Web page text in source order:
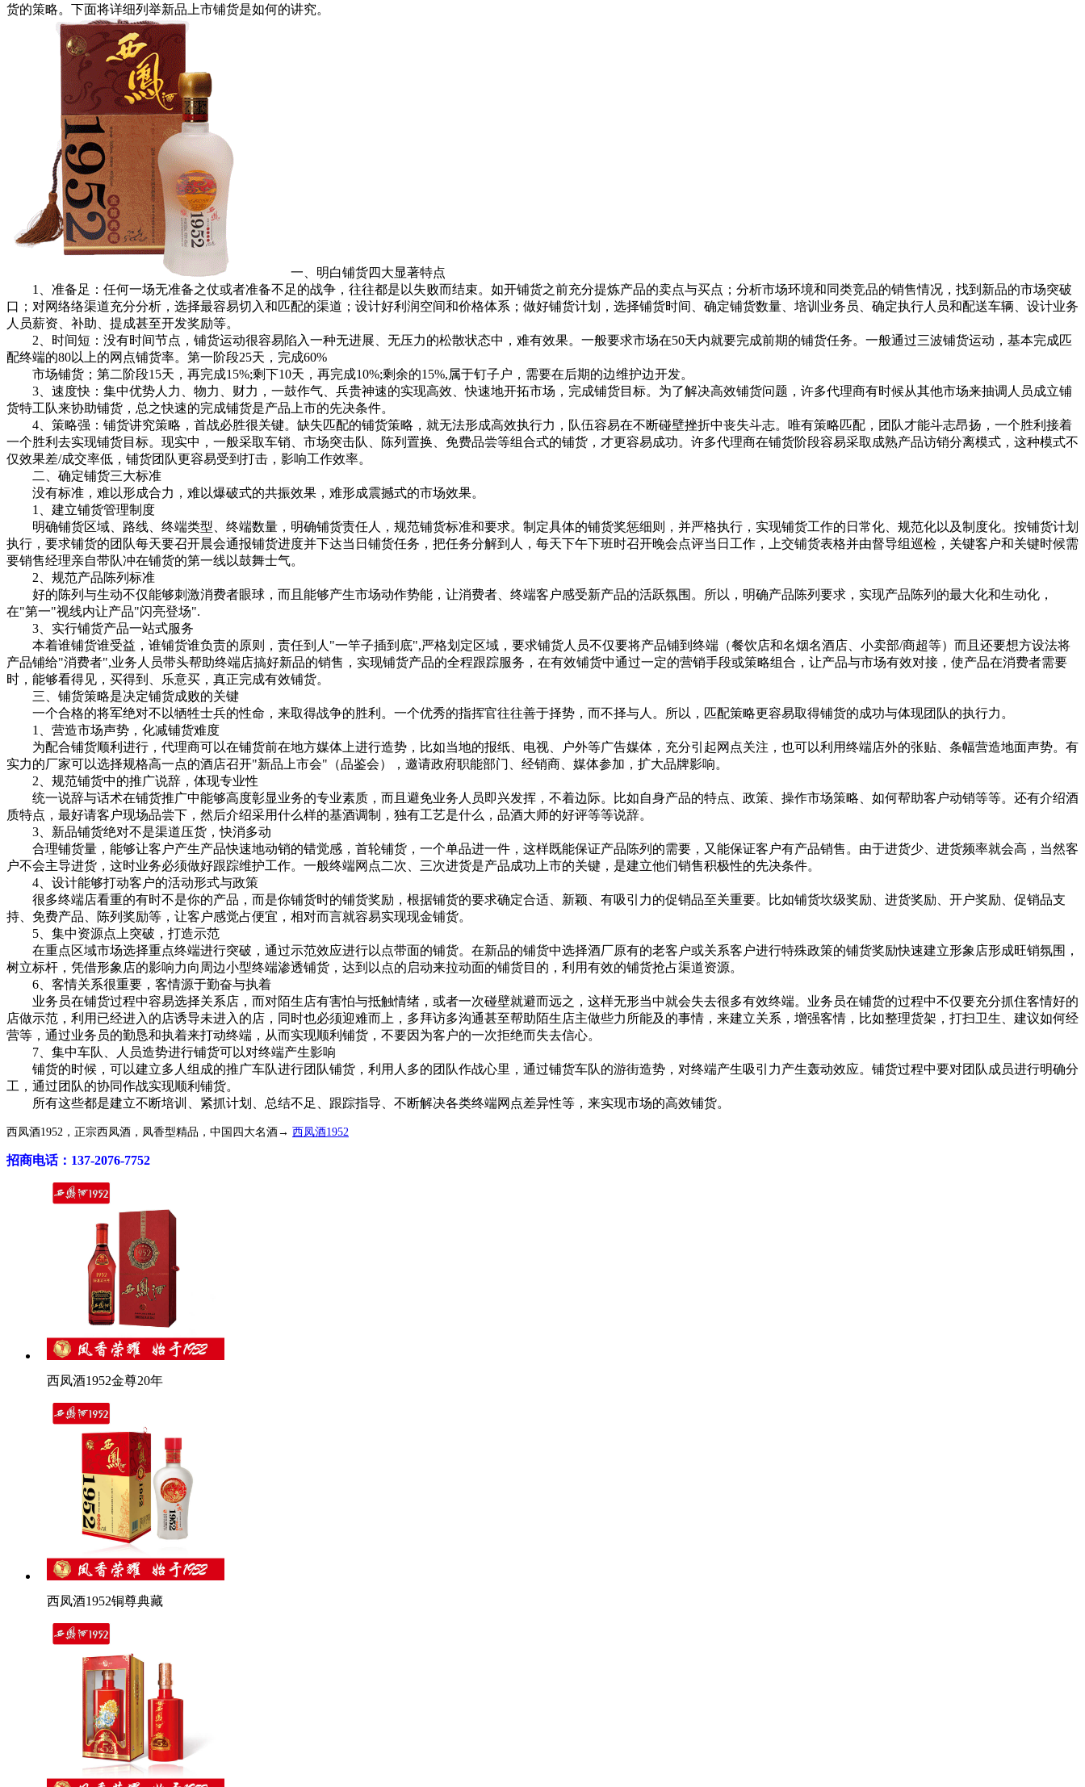
货的策略。下面将详细列举新品上市铺货是如何的讲究。
一、明白铺货四大显著特点
1、准备足：任何一场无准备之仗或者准备不足的战争，往往都是以失败而结束。如开铺货之前充分提炼产品的卖点与买点；分析市场环境和同类竞品的销售情况，找到新品的市场突破
口；对网络络渠道充分分析，选择最容易切入和匹配的渠道；设计好利润空间和价格体系；做好铺货计划，选择铺货时间、确定铺货数量、培训业务员、确定执行人员和配送车辆、设计业务
人员薪资、补助、提成甚至开发奖励等。
2、时间短：没有时间节点，铺货运动很容易陷入一种无进展、无压力的松散状态中，难有效果。一般要求市场在50天内就要完成前期的铺货任务。一般通过三波铺货运动，基本完成匹
配终端的80以上的网点铺货率。第一阶段25天，完成60%
市场铺货；第二阶段15天，再完成15%;剩下10天，再完成10%;剩余的15%,属于钉子户，需要在后期的边维护边开发。
3、速度快：集中优势人力、物力、财力，一鼓作气、兵贵神速的实现高效、快速地开拓市场，完成铺货目标。为了解决高效铺货问题，许多代理商有时候从其他市场来抽调人员成立铺
货特工队来协助铺货，总之快速的完成铺货是产品上市的先决条件。
4、策略强：铺货讲究策略，首战必胜很关键。缺失匹配的铺货策略，就无法形成高效执行力，队伍容易在不断碰壁挫折中丧失斗志。唯有策略匹配，团队才能斗志昂扬，一个胜利接着
一个胜利去实现铺货目标。现实中，一般采取车销、市场突击队、陈列置换、免费品尝等组合式的铺货，才更容易成功。许多代理商在铺货阶段容易采取成熟产品访销分离模式，这种模式不
仅效果差/成交率低，铺货团队更容易受到打击，影响工作效率。
二、确定铺货三大标准
没有标准，难以形成合力，难以爆破式的共振效果，难形成震撼式的市场效果。
1、建立铺货管理制度
明确铺货区域、路线、终端类型、终端数量，明确铺货责任人，规范铺货标准和要求。制定具体的铺货奖惩细则，并严格执行，实现铺货工作的日常化、规范化以及制度化。按铺货计划
执行，要求铺货的团队每天要召开晨会通报铺货进度并下达当日铺货任务，把任务分解到人，每天下午下班时召开晚会点评当日工作，上交铺货表格并由督导组巡检，关键客户和关键时候需
要销售经理亲自带队冲在铺货的第一线以鼓舞士气。
2、规范产品陈列标准
好的陈列与生动不仅能够刺激消费者眼球，而且能够产生市场动作势能，让消费者、终端客户感受新产品的活跃氛围。所以，明确产品陈列要求，实现产品陈列的最大化和生动化，
在"第一"视线内让产品"闪亮登场".
3、实行铺货产品一站式服务
本着谁铺货谁受益，谁铺货谁负责的原则，责任到人"一竿子插到底",严格划定区域，要求铺货人员不仅要将产品铺到终端（餐饮店和名烟名酒店、小卖部/商超等）而且还要想方设法将
产品铺给"消费者",业务人员带头帮助终端店搞好新品的销售，实现铺货产品的全程跟踪服务，在有效铺货中通过一定的营销手段或策略组合，让产品与市场有效对接，使产品在消费者需要
时，能够看得见，买得到、乐意买，真正完成有效铺货。
三、铺货策略是决定铺货成败的关键
一个合格的将军绝对不以牺牲士兵的性命，来取得战争的胜利。一个优秀的指挥官往往善于择势，而不择与人。所以，匹配策略更容易取得铺货的成功与体现团队的执行力。
1、营造市场声势，化减铺货难度
为配合铺货顺利进行，代理商可以在铺货前在地方媒体上进行造势，比如当地的报纸、电视、户外等广告媒体，充分引起网点关注，也可以利用终端店外的张贴、条幅营造地面声势。有
实力的厂家可以选择规格高一点的酒店召开"新品上市会"（品鉴会），邀请政府职能部门、经销商、媒体参加，扩大品牌影响。
2、规范铺货中的推广说辞，体现专业性
统一说辞与话术在铺货推广中能够高度彰显业务的专业素质，而且避免业务人员即兴发挥，不着边际。比如自身产品的特点、政策、操作市场策略、如何帮助客户动销等等。还有介绍酒
质特点，最好请客户现场品尝下，然后介绍采用什么样的基酒调制，独有工艺是什么，品酒大师的好评等等说辞。
3、新品铺货绝对不是渠道压货，快消多动
合理铺货量，能够让客户产生产品快速地动销的错觉感，首轮铺货，一个单品进一件，这样既能保证产品陈列的需要，又能保证客户有产品销售。由于进货少、进货频率就会高，当然客
户不会主导进货，这时业务必须做好跟踪维护工作。一般终端网点二次、三次进货是产品成功上市的关键，是建立他们销售积极性的先决条件。
4、设计能够打动客户的活动形式与政策
很多终端店看重的有时不是你的产品，而是你铺货时的铺货奖励，根据铺货的要求确定合适、新颖、有吸引力的促销品至关重要。比如铺货坎级奖励、进货奖励、开户奖励、促销品支
持、免费产品、陈列奖励等，让客户感觉占便宜，相对而言就容易实现现金铺货。
5、集中资源点上突破，打造示范
在重点区域市场选择重点终端进行突破，通过示范效应进行以点带面的铺货。在新品的铺货中选择酒厂原有的老客户或关系客户进行特殊政策的铺货奖励快速建立形象店形成旺销氛围，
树立标杆，凭借形象店的影响力向周边小型终端渗透铺货，达到以点的启动来拉动面的铺货目的，利用有效的铺货抢占渠道资源。
6、客情关系很重要，客情源于勤奋与执着
业务员在铺货过程中容易选择关系店，而对陌生店有害怕与抵触情绪，或者一次碰壁就避而远之，这样无形当中就会失去很多有效终端。业务员在铺货的过程中不仅要充分抓住客情好的
店做示范，利用已经进入的店诱导未进入的店，同时也必须迎难而上，多拜访多沟通甚至帮助陌生店主做些力所能及的事情，来建立关系，增强客情，比如整理货架，打扫卫生、建议如何经
营等，通过业务员的勤恳和执着来打动终端，从而实现顺利铺货，不要因为客户的一次拒绝而失去信心。
7、集中车队、人员造势进行铺货可以对终端产生影响
铺货的时候，可以建立多人组成的推广车队进行团队铺货，利用人多的团队作战心里，通过铺货车队的游街造势，对终端产生吸引力产生轰动效应。铺货过程中要对团队成员进行明确分
工，通过团队的协同作战实现顺利铺货。
所有这些都是建立不断培训、紧抓计划、总结不足、跟踪指导、不断解决各类终端网点差异性等，来实现市场的高效铺货。
西凤酒1952，正宗西凤酒，凤香型精品，中国四大名酒→ 西凤酒1952
招商电话：137-2076-7752
西凤酒1952金尊20年
西凤酒1952铜尊典藏